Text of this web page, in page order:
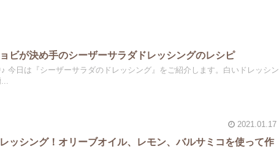
ビが決め手のシーザーサラダドレッシングのレシピ
今日は『シーザーサラダのドレッシング』をご紹介します。白いドレッシン
...
2021.01.17
ッシング！オリーブオイル、レモン、バルサミコを使って作